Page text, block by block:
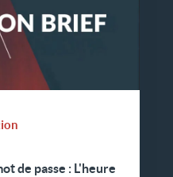
de passe : L'heure